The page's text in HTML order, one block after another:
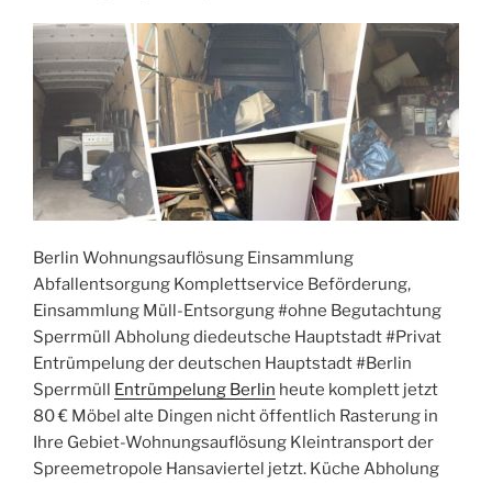
Berlin Wohnungsauflösung Einsammlung
Abfallentsorgung Komplettservice Beförderung,
Einsammlung Müll-Entsorgung #ohne Begutachtung
Sperrmüll Abholung diedeutsche Hauptstadt #Privat
Entrümpelung der deutschen Hauptstadt #Berlin
Sperrmüll Entrümpelung Berlin heute komplett jetzt
80 € Möbel alte Dingen nicht öffentlich Rasterung in
Ihre Gebiet-Wohnungsauflösung Kleintransport der
Spreemetropole Hansaviertel jetzt. Küche Abholung